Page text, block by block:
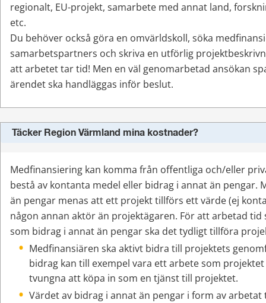
regionalt, EU-projekt, samarbete med annat land,
etc.
Du behöver också göra en omvärldskoll, söka
samarbetspartners och skriva en utförlig
att arbetet tar tid! Men en väl genomarbetad ansökan
ärendet ska handläggas inför beslut.
Täcker Region Värmland mina kostnader?
Medfinansiering kan komma från offentliga och/eller
bestå av kontanta medel eller bidrag i annat än pengar.
än pengar menas att ett projekt tillförs ett värde (ej
någon annan aktör än projektägaren. För att arbetad tid
som bidrag i annat än pengar ska det tydligt tillföra
Medfinansiären ska aktivt bidra till projektets
bidrag kan till exempel vara ett arbete som
tvungna att köpa in som en tjänst till projektet.
Värdet av bidrag i annat än pengar i form av arbetat